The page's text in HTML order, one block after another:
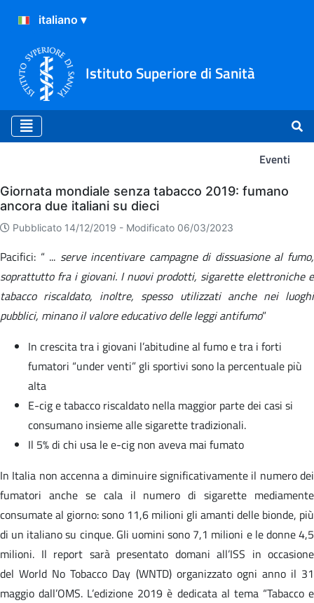
Istituto Superiore di Sanità
Eventi
Eventi
Giornata mondiale senza tabacco 2019: fumano
ancora due italiani su dieci
Pubblicato 14/12/2019 - Modificato 06/03/2023
Pacifici: “ ... serve incentivare campagne di dissuasione al fumo,
soprattutto fra i giovani. I nuovi prodotti, sigarette elettroniche e
tabacco riscaldato, inoltre, spesso utilizzati anche nei luoghi
pubblici, minano il valore educativo delle leggi antifumo”
In crescita tra i giovani l’abitudine al fumo e tra i forti
fumatori “under venti” gli sportivi sono la percentuale più
alta
E-cig e tabacco riscaldato nella maggior parte dei casi si
consumano insieme alle sigarette tradizionali.
Il 5% di chi usa le e-cig non aveva mai fumato
In Italia non accenna a diminuire significativamente il numero dei
fumatori anche se cala il numero di sigarette mediamente
consumate al giorno: sono 11,6 milioni gli amanti delle bionde, più
di un italiano su cinque. Gli uomini sono 7,1 milioni e le donne 4,5
milioni. Il report sarà presentato domani all’ISS in occasione
del World No Tobacco Day (WNTD) organizzato ogni anno il 31
maggio dall’OMS. L’edizione 2019 è dedicata al tema “Tabacco e